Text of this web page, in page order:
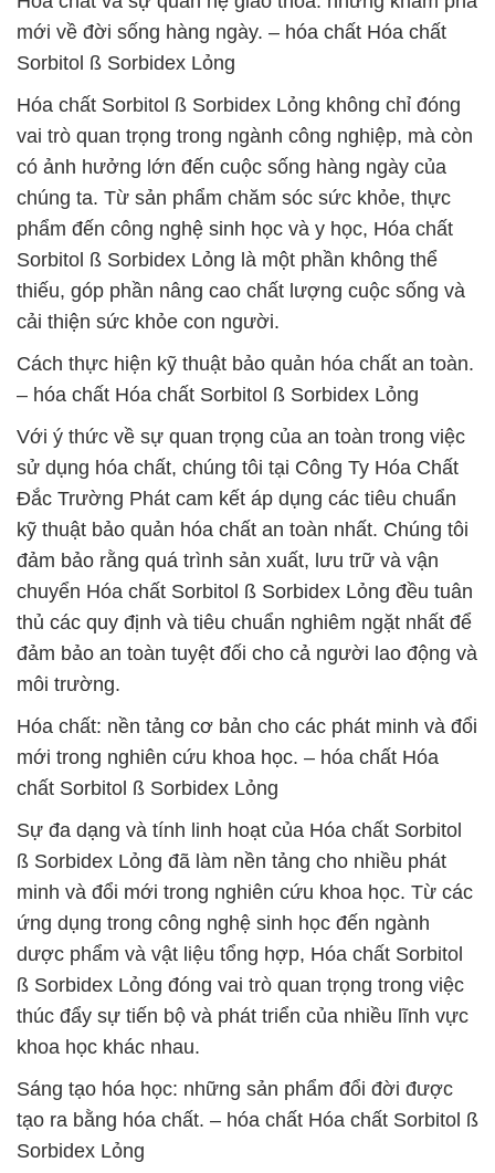
mới về đời sống hàng ngày. – hóa chất Hóa chất
Sorbitol ß Sorbidex Lỏng
Hóa chất Sorbitol ß Sorbidex Lỏng không chỉ đóng
vai trò quan trọng trong ngành công nghiệp, mà còn
có ảnh hưởng lớn đến cuộc sống hàng ngày của
chúng ta. Từ sản phẩm chăm sóc sức khỏe, thực
phẩm đến công nghệ sinh học và y học, Hóa chất
Sorbitol ß Sorbidex Lỏng là một phần không thể
thiếu, góp phần nâng cao chất lượng cuộc sống và
cải thiện sức khỏe con người.
Cách thực hiện kỹ thuật bảo quản hóa chất an toàn.
– hóa chất Hóa chất Sorbitol ß Sorbidex Lỏng
Với ý thức về sự quan trọng của an toàn trong việc
sử dụng hóa chất, chúng tôi tại Công Ty Hóa Chất
Đắc Trường Phát cam kết áp dụng các tiêu chuẩn
kỹ thuật bảo quản hóa chất an toàn nhất. Chúng tôi
đảm bảo rằng quá trình sản xuất, lưu trữ và vận
chuyển Hóa chất Sorbitol ß Sorbidex Lỏng đều tuân
thủ các quy định và tiêu chuẩn nghiêm ngặt nhất để
đảm bảo an toàn tuyệt đối cho cả người lao động và
môi trường.
Hóa chất: nền tảng cơ bản cho các phát minh và đổi
mới trong nghiên cứu khoa học. – hóa chất Hóa
chất Sorbitol ß Sorbidex Lỏng
Sự đa dạng và tính linh hoạt của Hóa chất Sorbitol
ß Sorbidex Lỏng đã làm nền tảng cho nhiều phát
minh và đổi mới trong nghiên cứu khoa học. Từ các
ứng dụng trong công nghệ sinh học đến ngành
dược phẩm và vật liệu tổng hợp, Hóa chất Sorbitol
ß Sorbidex Lỏng đóng vai trò quan trọng trong việc
thúc đẩy sự tiến bộ và phát triển của nhiều lĩnh vực
khoa học khác nhau.
Sáng tạo hóa học: những sản phẩm đổi đời được
tạo ra bằng hóa chất. – hóa chất Hóa chất Sorbitol ß
Sorbidex Lỏng